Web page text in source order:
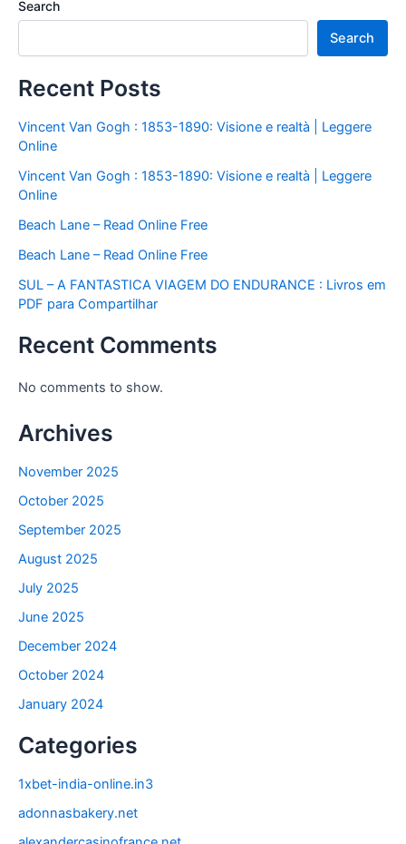
Search
Search
Recent Posts
Vincent Van Gogh : 1853-1890: Visione e realtà | Leggere
Online
Vincent Van Gogh : 1853-1890: Visione e realtà | Leggere
Online
Beach Lane – Read Online Free
Beach Lane – Read Online Free
SUL – A FANTASTICA VIAGEM DO ENDURANCE : Livros em
PDF para Compartilhar
Recent Comments
No comments to show.
Archives
November 2025
October 2025
September 2025
August 2025
July 2025
June 2025
December 2024
October 2024
January 2024
Categories
1xbet-india-online.in3
adonnasbakery.net